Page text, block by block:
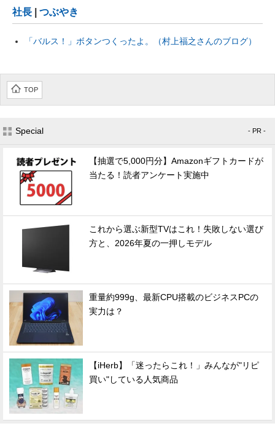
社長
つぶやき
「バルス！」ボタンつくったよ。（村上福之さんのブログ）
TOP
Special - PR -
【抽選で5,000円分】Amazonギフトカードが
当たる！読者アンケート実施中
これから選ぶ新型TVはこれ！失敗しない選び
方と、2026年夏の一押しモデル
重量約999g、最新CPU搭載のビジネスPCの
実力は？
【iHerb】「迷ったらこれ！」みんなが"リピ
買い"している人気商品